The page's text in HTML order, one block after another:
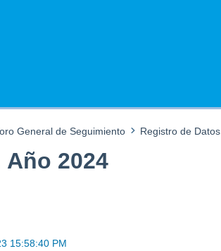
General de Seguimiento Registro de Datos
Año 2024
15:58:40 PM